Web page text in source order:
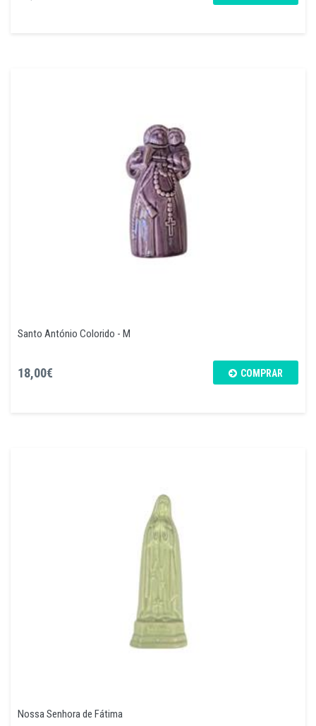
Santo António Colorido - M
18,00€ COMPRAR
Nossa Senhora de Fátima